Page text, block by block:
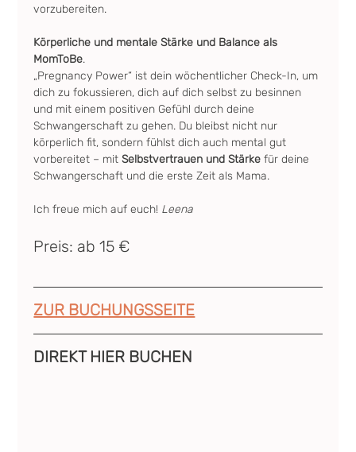
vorzubereiten.
Körperliche und mentale Stärke und Balance als
MomToBe.
„Pregnancy Power“ ist dein wöchentlicher Check-In, um
dich zu fokussieren, dich auf dich selbst zu besinnen
und mit einem positiven Gefühl durch deine
Schwangerschaft zu gehen. Du bleibst nicht nur
körperlich fit, sondern fühlst dich auch mental gut
vorbereitet – mit Selbstvertrauen und Stärke für deine
Schwangerschaft und die erste Zeit als Mama.
Ich freue mich auf euch! Leena
Preis: ab 15 €
ZUR BUCHUNGSSEITE
DIREKT HIER BUCHEN